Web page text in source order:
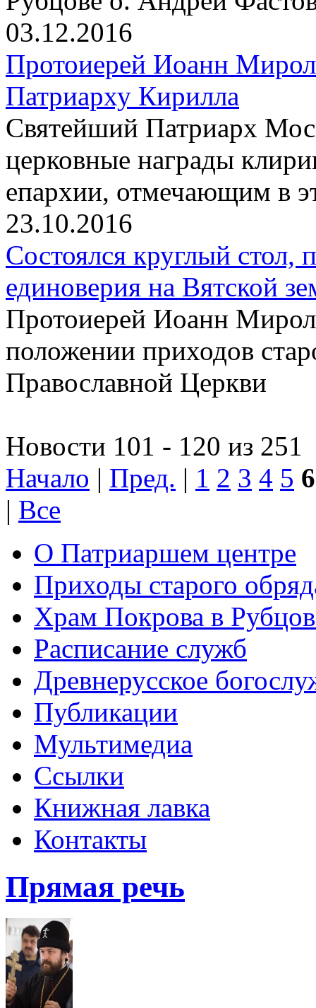
03.12.2016
Протоиерей Иоанн
Патриарху Кирилла
Святейший Патриарх
церковные награды
епархии, отмечающим в
23.10.2016
Состоялся круглый
единоверия на Вятской
Протоиерей Иоанн
положении приходов
Православной Церкви
Новости 101 - 120 из 251
Начало | Пред. | 1 2 3 4 5 6
| Все
О Патриаршем центре
Приходы старого
Храм Покрова в
Расписание служб
Древнерусское
Публикации
Мультимедиа
Ссылки
Книжная лавка
Контакты
Прямая речь